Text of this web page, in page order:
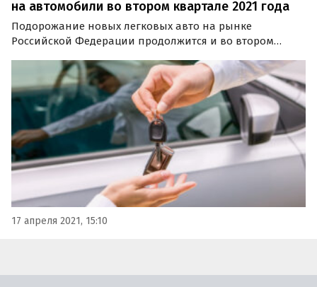
на автомобили во втором квартале 2021 года
Подорожание новых легковых авто на рынке
Российской Федерации продолжится и во втором
представители ведущих отечественных автодилеров,
сообщает аналитическое агентство ПРАЙМ.
17 апреля 2021, 15:10